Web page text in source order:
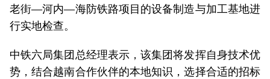
老街—河内—海防铁路项目的设备制造与加工基地进
行实地检查。
中铁六局集团总经理表示，该集团将发挥自身技术优
势，结合越南合作伙伴的本地知识，选择合适的招标